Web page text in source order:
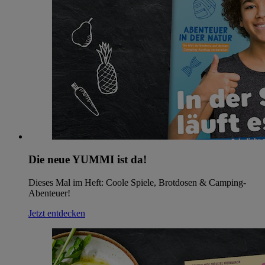
Die neue YUMMI ist da!
Dieses Mal im Heft: Coole Spiele, Brotdosen & Camping-
Abenteuer!
Jetzt entdecken